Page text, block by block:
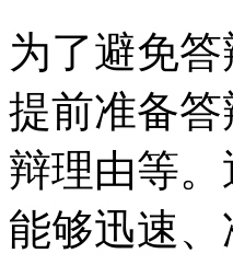
为了避免
提前准备
辩理由等
能够迅速